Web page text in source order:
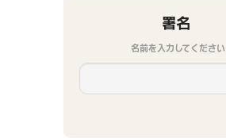
署名
名前を入力してください